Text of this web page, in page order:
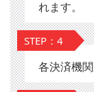
れます。
STEP：4
各決済機